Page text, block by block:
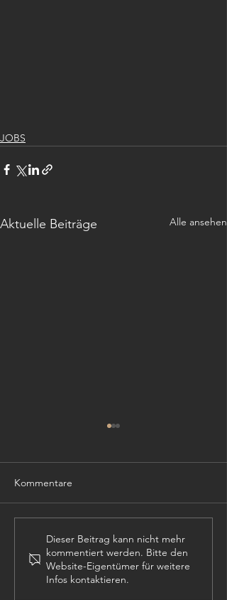
JOBS
Aktuelle Beiträge Alle ansehen
PROJEKTLEITER (m,w,d)
Kommentare
Dieser Beitrag kann nicht mehr
kommentiert werden. Bitte den
Website-Eigentümer für weitere
Infos kontaktieren.